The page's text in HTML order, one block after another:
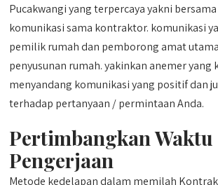
Pucakwangi yang terpercaya yakni
komunikasi sama kontraktor. komunikasi
pemilik rumah dan pemborong amat
penyusunan rumah. yakinkan anemer yang
menyandang komunikasi yang positif dan
terhadap pertanyaan / permintaan Anda.
Pertimbangkan Waktu
Pengerjaan
Metode kedelapan dalam memilah